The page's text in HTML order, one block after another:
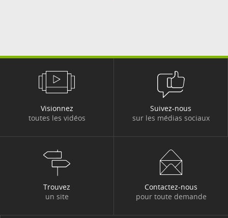
Visionnez
toutes les vidéos
Suivez-nous
sur les médias sociaux
Trouvez
un site
Contactez-nous
pour toute demande